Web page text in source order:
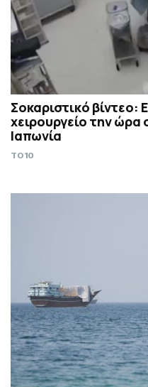
Σοκαριστικό βίντεο:
χειρουργείο την ώρα
Ιαπωνία
TO10